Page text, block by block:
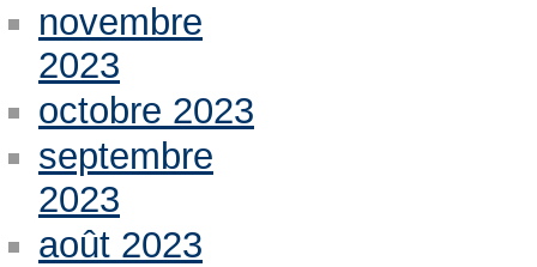
novembre
2023
octobre 2023
septembre
2023
août 2023